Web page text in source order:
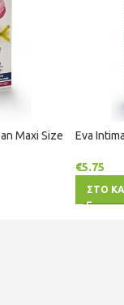
Maxi Size
Eva
€5.75
ΣΤΟ